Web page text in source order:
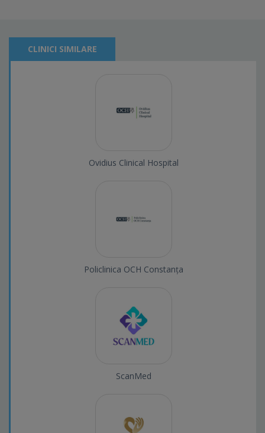
CLINICI SIMILARE
Ovidius Clinical Hospital
Policlinica OCH Constanța
ScanMed